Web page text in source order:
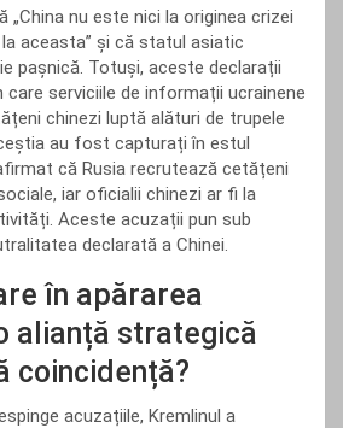
„China nu este nici la originea crizei
aceasta” și că statul asiatic
pașnică. Totuși, aceste declarații
serviciile de informații ucrainene
chinezi luptă alături de trupele
au fost capturați în estul
că Rusia recrutează cetățeni
iar oficialii chinezi ar fi la
Aceste acuzații pun sub
declarată a Chinei.
în apărarea
alianță strategică
coincidență?
acuzațiile, Kremlinul a